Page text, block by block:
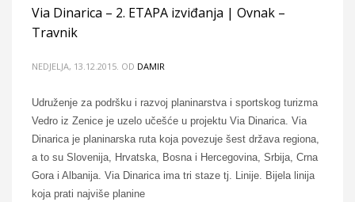
Via Dinarica – 2. ETAPA izviđanja | Ovnak –
Travnik
NEDJELJA, 13.12.2015. OD DAMIR
Udruženje za podršku i razvoj planinarstva i sportskog turizma
Vedro iz Zenice je uzelo učešće u projektu Via Dinarica. Via
Dinarica je planinarska ruta koja povezuje šest država regiona,
a to su Slovenija, Hrvatska, Bosna i Hercegovina, Srbija, Crna
Gora i Albanija. Via Dinarica ima tri staze tj. Linije. Bijela linija
koja prati najviše planine